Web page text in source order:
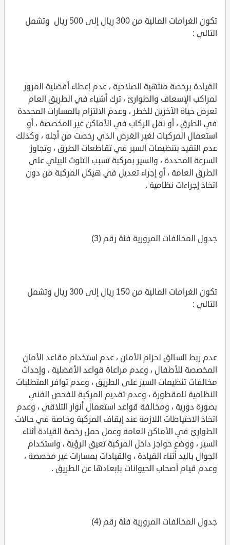
تكون الغرامات المالية من 300 ريال إلى 500 ريال وتشمل
التالي :
القيادة برخصة منتهية الصلاحية ، عدم إعطاء أفضلية المرور
لمراكب الإسعاف والطوارئ ، ترك أشياء في الطريق العام
تعرض حياة الآخرين للخطر ، وعدم الالتزام بالمسارات المحددة
في الطرق ، أو نقل الركاب في الأماكن غير المخصصة ، أو
استعمال المركبات لغير الغرض الذي رخصت من أجله ، وكذلك
عدم التقيد بتنظيمات السير في تقاطعات الطرق ، وتجاوز
السرعة المحددة ، والسير بمركبة تسبب التلوث البيئي على
الطرق العامة ، أو إجراء تعديل في هيكل المركبة من دون
اتخاذ إجراءات نظامية .
جدول المخالفات المرورية فئة رقم (3)
تكون الغرامات المالية من 150 ريال إلى 300 ريال وتشمل
التالي :
عدم ربط السائق لحزام الأمان ، عدم استخدام مقاعد الأمان
المخصصة للأطفال ، وعدم مراعاة قواعد الأفضلية ، وإحداث
مخالفات تنظيمات السير على الطريق ، وعدم توافر المتطلبات
النظامية للمقطورة ، وعدم تقديم المركبة للفحص الفني
بصورة دورية ، ومخالفة قواعد استعمال أنوار التلاقي ، وعدم
اتخاذ الاحتياطات اللازمة عند إيقاف المركبة وخاصة في حالات
الطوارئ في الأماكن العامة وعمل حمل رخصة القيادة أثناء
السير ، ووضع حواجز داخل المركبة تعيق الرؤية ، واستخدام
الجوال باليد أثناء القيادة ، والقيادات بمسارات غير مخصصة ،
وعدم قيام أصحاب الحيوانات بإبعادها عن الطريق .
جدول المخالفات المرورية فئة رقم (4)